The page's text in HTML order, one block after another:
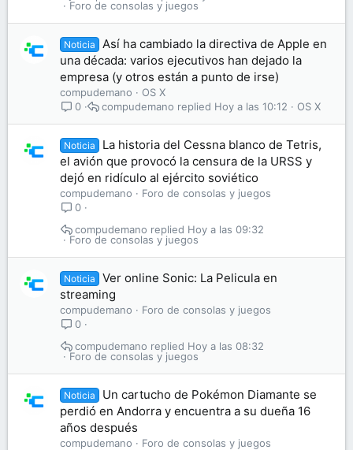
Foro de consolas y juegos
Noticia
Así ha cambiado la directiva de Apple en
una década: varios ejecutivos han dejado la
empresa (y otros están a punto de irse)
compudemano
OS X
0
OS X
Hoy a las 10:12
compudemano
Noticia
La historia del Cessna blanco de Tetris,
el avión que provocó la censura de la URSS y
dejó en ridículo al ejército soviético
compudemano
Foro de consolas y juegos
0
Foro de consolas y juegos
Hoy a las 09:32
compudemano
Noticia
Ver online Sonic: La Pelicula en
streaming
compudemano
Foro de consolas y juegos
0
Foro de consolas y juegos
Hoy a las 08:32
compudemano
Noticia
Un cartucho de Pokémon Diamante se
perdió en Andorra y encuentra a su dueña 16
años después
compudemano
Foro de consolas y juegos